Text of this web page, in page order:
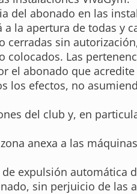
del abonado en las
la apertura de todas y
cerradas sin
Las
el abonado que
los efectos, no
del club y, en
anexa a las
expulsión automática
sin perjuicio de las